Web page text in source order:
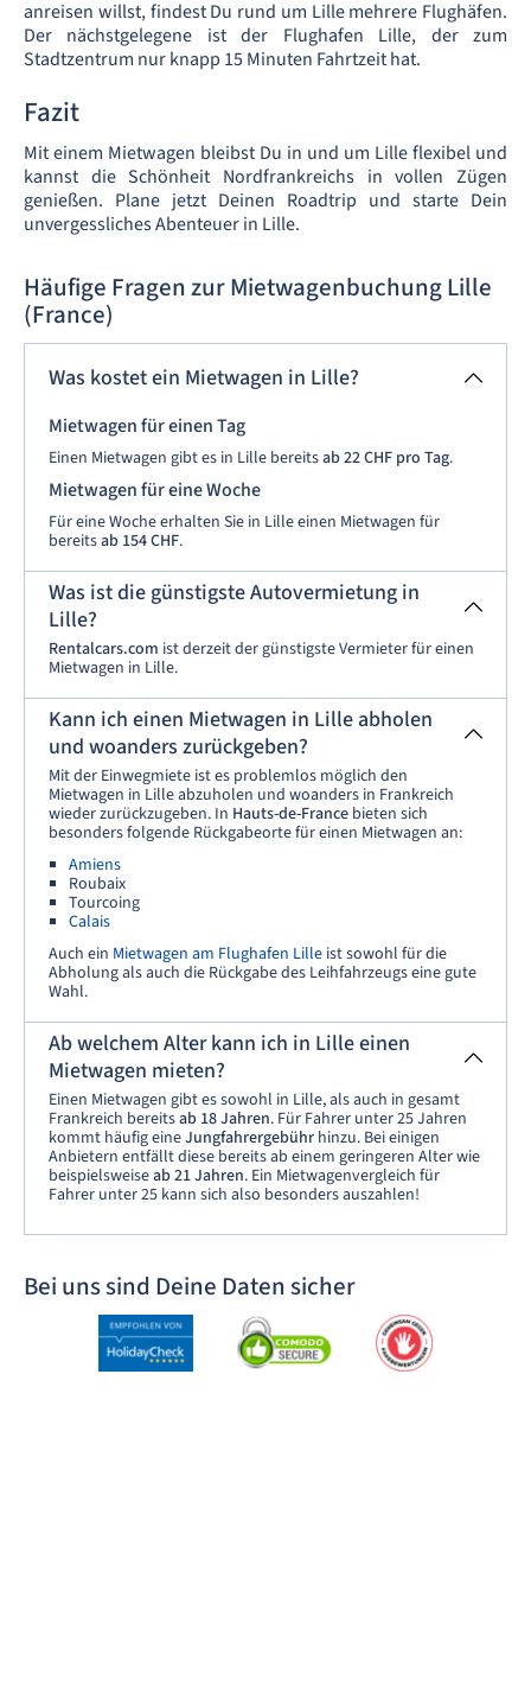
anreisen willst, findest Du rund um Lille mehrere Flughäfen.
Der nächstgelegene ist der Flughafen Lille, der zum
Stadtzentrum nur knapp 15 Minuten Fahrtzeit hat.
Fazit
Mit einem Mietwagen bleibst Du in und um Lille flexibel und
kannst die Schönheit Nordfrankreichs in vollen Zügen
genießen. Plane jetzt Deinen Roadtrip und starte Dein
unvergessliches Abenteuer in Lille.
Häufige Fragen zur Mietwagenbuchung Lille
(France)
Was kostet ein Mietwagen in Lille?
Mietwagen für einen Tag
Einen Mietwagen gibt es in Lille bereitsab22 CHF pro Tag.
Mietwagen für eine Woche
Für eine Woche erhalten Sie in Lille einen Mietwagen für
bereitsab 154 CHF.
Was ist die günstigste Autovermietung in
Lille?
Rentalcars.com ist derzeit der günstigste Vermieter für einen
Mietwagen in Lille.
Kann ich einen Mietwagen in Lille abholen
und woanders zurückgeben?
Mit der Einwegmiete ist es problemlos möglich den
Mietwagen in Lille abzuholen und woanders in Frankreich
wieder zurückzugeben. In Hauts-de-France bieten sich
besonders folgende Rückgabeorte für einen Mietwagen an:
Amiens
Roubaix
Tourcoing
Calais
Auch ein Mietwagen am Flughafen Lille ist sowohl für die
Abholung als auch die Rückgabe des Leihfahrzeugs eine gute
Wahl.
Ab welchem Alter kann ich in Lille einen
Mietwagen mieten?
Einen Mietwagen gibt es sowohl in Lille, als auch in gesamt
Frankreich bereitsab 18 Jahren. Für Fahrer unter 25 Jahren
kommt häufig eineJungfahrergebühr hinzu. Bei einigen
Anbietern entfällt diese bereits ab einem geringeren Alter wie
beispielsweiseab 21 Jahren. Ein Mietwagenvergleich für
Fahrer unter 25 kann sich also besonders auszahlen!
Bei uns sind Deine Daten sicher